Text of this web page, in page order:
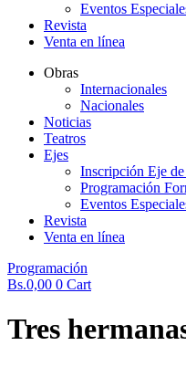
Eventos
Revista
Venta en línea
Obras
Internacionales
Nacionales
Noticias
Teatros
Ejes
Inscripción Eje
Programación
Eventos
Revista
Venta en línea
Programación
Bs.0,00 0 Cart
Tres